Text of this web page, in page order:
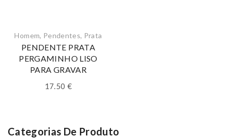
Homem, Pendentes, Prata
PENDENTE PRATA
PERGAMINHO LISO
PARA GRAVAR
17.50 €
Categorias De Produto